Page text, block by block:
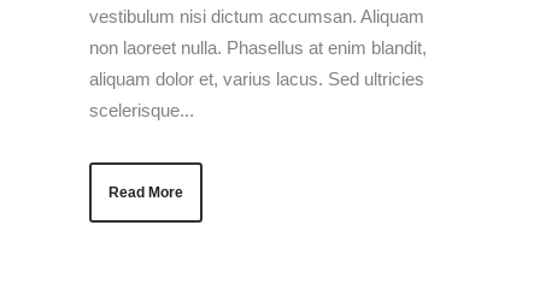
vestibulum nisi dictum accumsan. Aliquam
non laoreet nulla. Phasellus at enim blandit,
aliquam dolor et, varius lacus. Sed ultricies
scelerisque...
Read More